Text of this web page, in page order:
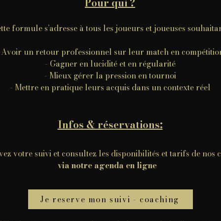
formule s’adresse à tous les joueurs et joueuses
un retour professionnel sur leur match en
- Gagner en lucidité et en régularité
- Mieux gérer la pression en tournoi
- Mettre en pratique leurs acquis dans un contexte réel
Infos & réservations:
votre suivi et consultez les disponibilités et tarifs de nos
via notre agenda en ligne
Je reserve mon suivi - coaching